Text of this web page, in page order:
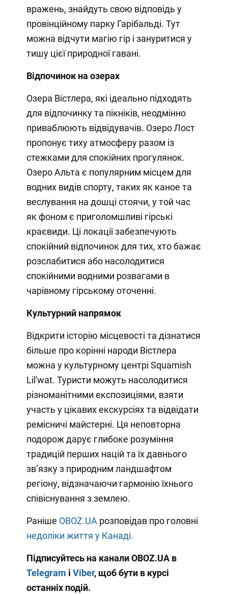
вражень, знайдуть свою відповідь у
провінційному парку Гарібальді. Тут
можна відчути магію гір і зануритися у
тишу цієї природної гавані.
Відпочинок на озерах
Озера Вістлера, які ідеально підходять
для відпочинку та пікніків, неодмінно
приваблюють відвідувачів. Озеро Лост
пропонує тиху атмосферу разом із
стежками для спокійних прогулянок.
Озеро Альта є популярним місцем для
водних видів спорту, таких як каное та
веслування на дошці стоячи, у той час
як фоном є приголомшливі гірські
краєвиди. Ці локації забезпечують
спокійний відпочинок для тих, хто бажає
розслабитися або насолодитися
спокійними водними розвагами в
чарівному гірському оточенні.
Культурний напрямок
Відкрити історію місцевості та дізнатися
більше про корінні народи Вістлера
можна у культурному центрі Squamish
Lil'wat. Туристи можуть насолодитися
різноманітними експозиціями, взяти
участь у цікавих екскурсіях та відвідати
ремісничі майстерні. Ця неповторна
подорож дарує глибоке розуміння
традицій перших націй та їх давнього
зв’язку з природним ландшафтом
регіону, відзначаючи гармонію їхнього
співіснування з землею.
Раніше OBOZ.UA розповідав про головні
недоліки життя у Канаді.
Підписуйтесь на канали OBOZ.UA в
Telegram і Viber, щоб бути в курсі
останніх подій.